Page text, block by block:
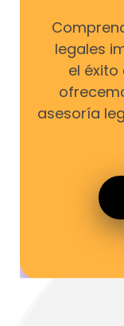
legales
el éxito
asesoría